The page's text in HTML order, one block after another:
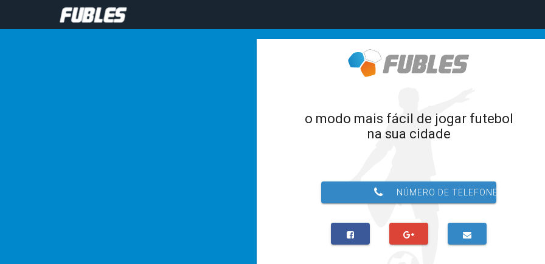
o modo mais fácil de jogar futebol
na sua cidade
NÚMERO DE TELEFONE